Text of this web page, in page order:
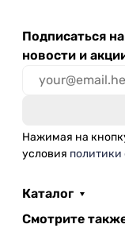
Подписаться на
новости и
Нажимая на
условия политики
Каталог
Смотрите